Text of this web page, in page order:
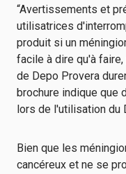
“Avertissements et
utilisatrices
produit si un
facile à dire qu'à
de Depo Provera
brochure indique que
lors de l'utilisation du
Bien que les
cancéreux et ne se